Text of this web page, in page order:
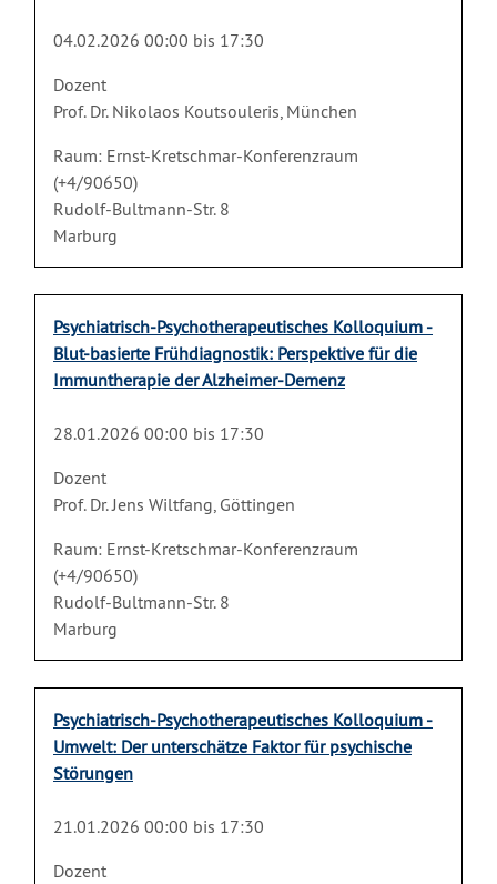
04.02.2026 00:00 bis 17:30
Dozent
Prof. Dr. Nikolaos Koutsouleris, München
Raum: Ernst-Kretschmar-Konferenzraum
(+4/90650)
Rudolf-Bultmann-Str. 8
Marburg
Psychiatrisch-Psychotherapeutisches Kolloquium -
Blut-basierte Frühdiagnostik: Perspektive für die
Immuntherapie der Alzheimer-Demenz
28.01.2026 00:00 bis 17:30
Dozent
Prof. Dr. Jens Wiltfang, Göttingen
Raum: Ernst-Kretschmar-Konferenzraum
(+4/90650)
Rudolf-Bultmann-Str. 8
Marburg
Psychiatrisch-Psychotherapeutisches Kolloquium -
Umwelt: Der unterschätze Faktor für psychische
Störungen
21.01.2026 00:00 bis 17:30
Dozent